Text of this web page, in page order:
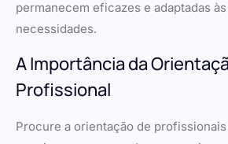
permanecem eficazes e adaptadas
necessidades.
A Importância da
Profissional
Procure a orientação de